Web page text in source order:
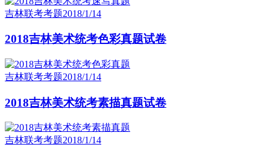
吉林联考考题2018/1/14
2018吉林美术统考色彩真题试卷
吉林联考考题2018/1/14
2018吉林美术统考素描真题试卷
吉林联考考题2018/1/14